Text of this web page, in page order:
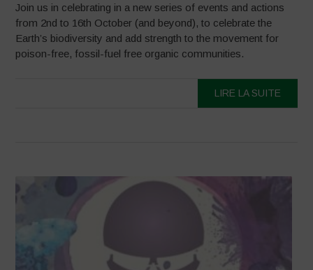
Join us in celebrating in a new series of events and actions
from 2nd to 16th October (and beyond), to celebrate the
Earth’s biodiversity and add strength to the movement for
poison-free, fossil-fuel free organic communities.
LIRE LA SUITE